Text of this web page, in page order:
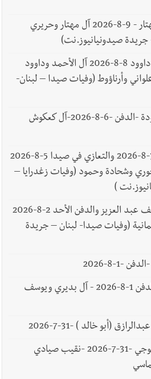
وفاة الحاجة هدية إبراهيم مهتار - 9-8-2026 آل مهتار وحريري
صيدونيانيوز.نت)
وفاة الحاجة وداد علي الحاج داوود 8-8-2026 آل الأحمد وداوود
وأرناؤوط (وفيات صيدا – لبنان-
وفاة الحاجة رقية محمد حمودة -الدفن -6-8-2026-آل كعكوش
وفاة مصطفى محمد موسى 3-8-2026 والتعازي في صيدا 5-8-2026
وشحادة وحمود (وفيات زغدرايا –
)
وفاة الشاب موسى محمد خلف عبد العزيز والدفن الأحد 2-8-2026
(وفيات صيدا- لبنان – جريدة
-1-8-2026
وفاة بدرية يوسف بديري -الدفن 1-8-2026 - آل بديري ويوسف
(أبو خالد ) -31-7-2026
وفاة الحاج مصطفى محمود بوجي -31-7-2026 -نقيب صيادي